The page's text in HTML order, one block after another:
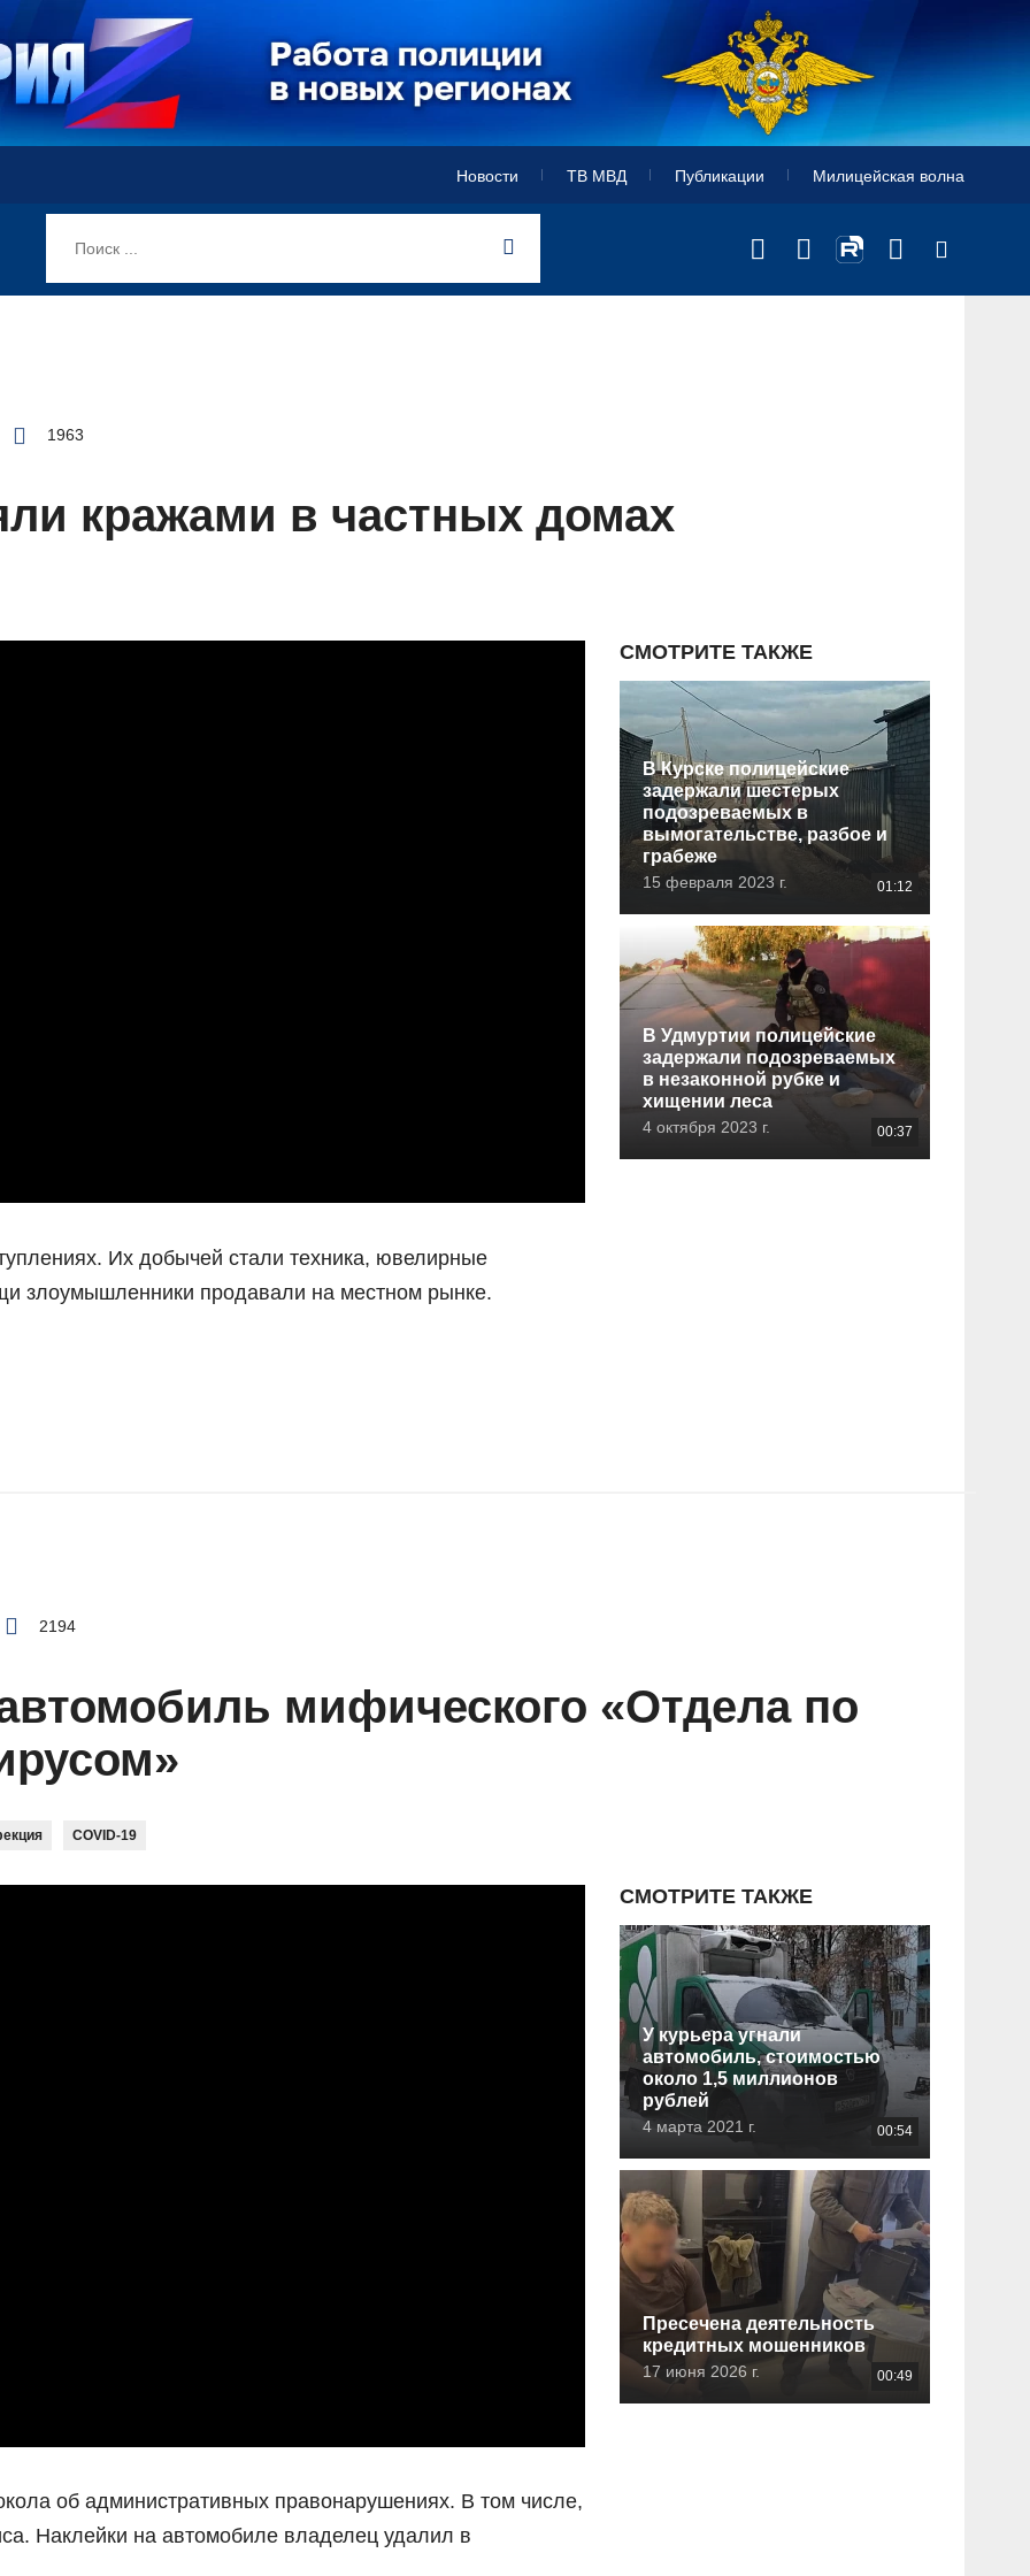
Новости ТВ МВД Публикации Милицейская волна
1963
кражами в частных домах
Их добычей стали техника, ювелирные
злоумышленники продавали на местном рынке.
СМОТРИТЕ ТАКЖЕ
В Курске полицейские
задержали шестерых
подозреваемых в
вымогательстве, разбое и
грабеже
15 февраля 2023 г. 01:12
В Удмуртии полицейские
задержали подозреваемых
в незаконной рубке и
хищении леса
4 октября 2023 г. 00:37
2194
мифического «Отдела по
COVID-19
об административных правонарушениях. В том числе,
Наклейки на автомобиле владелец удалил в
СМОТРИТЕ ТАКЖЕ
У курьера угнали
автомобиль, стоимостью
около 1,5 миллионов
рублей
4 марта 2021 г. 00:54
Пресечена деятельность
кредитных мошенников
17 июня 2026 г. 00:49